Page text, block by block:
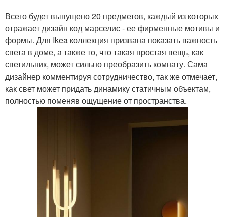
Всего будет выпущено 20 предметов, каждый из которых
отражает дизайн код марселис - ее фирменные мотивы и
формы. Для Ikea коллекция призвана показать важность
света в доме, а также то, что такая простая вещь, как
светильник, может сильно преобразить комнату. Сама
дизайнер комментируя сотрудничество, так же отмечает,
как свет может придать динамику статичным объектам,
полностью поменяв ощущение от пространства.